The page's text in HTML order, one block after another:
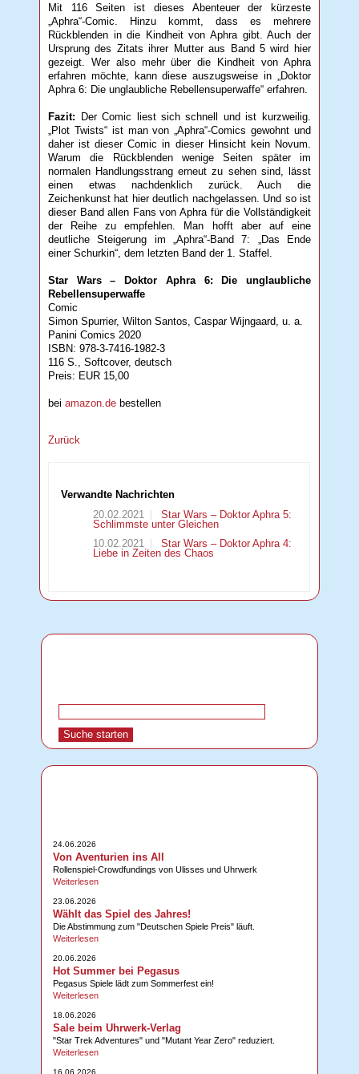
Mit 116 Seiten ist dieses Abenteuer der kürzeste
„Aphra“-Comic. Hinzu kommt, dass es mehrere
Rückblenden in die Kindheit von Aphra gibt. Auch der
Ursprung des Zitats ihrer Mutter aus Band 5 wird hier
gezeigt. Wer also mehr über die Kindheit von Aphra
erfahren möchte, kann diese auszugsweise in „Doktor
Aphra 6: Die unglaubliche Rebellensuperwaffe“ erfahren.
Fazit: Der Comic liest sich schnell und ist kurzweilig.
„Plot Twists“ ist man von „Aphra“-Comics gewohnt und
daher ist dieser Comic in dieser Hinsicht kein Novum.
Warum die Rückblenden wenige Seiten später im
normalen Handlungsstrang erneut zu sehen sind, lässt
einen etwas nachdenklich zurück. Auch die
Zeichenkunst hat hier deutlich nachgelassen. Und so ist
dieser Band allen Fans von Aphra für die Vollständigkeit
der Reihe zu empfehlen. Man hofft aber auf eine
deutliche Steigerung im „Aphra“-Band 7: „Das Ende
einer Schurkin“, dem letzten Band der 1. Staffel.
Star Wars – Doktor Aphra 6: Die unglaubliche
Rebellensuperwaffe
Comic
Simon Spurrier, Wilton Santos, Caspar Wijngaard, u. a.
Panini Comics 2020
ISBN: 978-3-7416-1982-3
116 S., Softcover, deutsch
Preis: EUR 15,00
beiamazon.de bestellen
Zurück
Verwandte Nachrichten
20.02.2021
Star Wars – Doktor Aphra 5:
Schlimmste unter Gleichen
10.02.2021
Star Wars – Doktor Aphra 4:
Liebe in Zeiten des Chaos
24.06.2026
Von Aventurien ins All
Rollenspiel-Crowdfundings von Ulisses und Uhrwerk
Weiterlesen
23.06.2026
Wählt das Spiel des Jahres!
Die Abstimmung zum "Deutschen Spiele Preis" läuft.
Weiterlesen
20.06.2026
Hot Summer bei Pegasus
Pegasus Spiele lädt zum Sommerfest ein!
Weiterlesen
18.06.2026
Sale beim Uhrwerk-Verlag
"Star Trek Adventures" und "Mutant Year Zero" reduziert.
Weiterlesen
16.06.2026